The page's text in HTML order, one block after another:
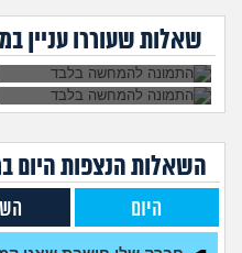
בדייט ראשון?
(רווקה, בת 28)
אקסית מתנהגת מוזר?
(אנונימי,
בן 33)
בחיים לא הייתי בזוגיות ואני לא
יודע איך. איך נכנסים לזוגיות
לתת לה זמן ולהשאיר המצב
כמו שהוא? (Flo-T, בן 41)
לעשות קרחת ולשים פאה
(אנונימי, בן 20)
שאלות שעוררו עניין
מה לעשות?
מה לעשות עם
העובדה שאשתי
הרימה עליי ידיים?
השאלות הנצפות היום
היום